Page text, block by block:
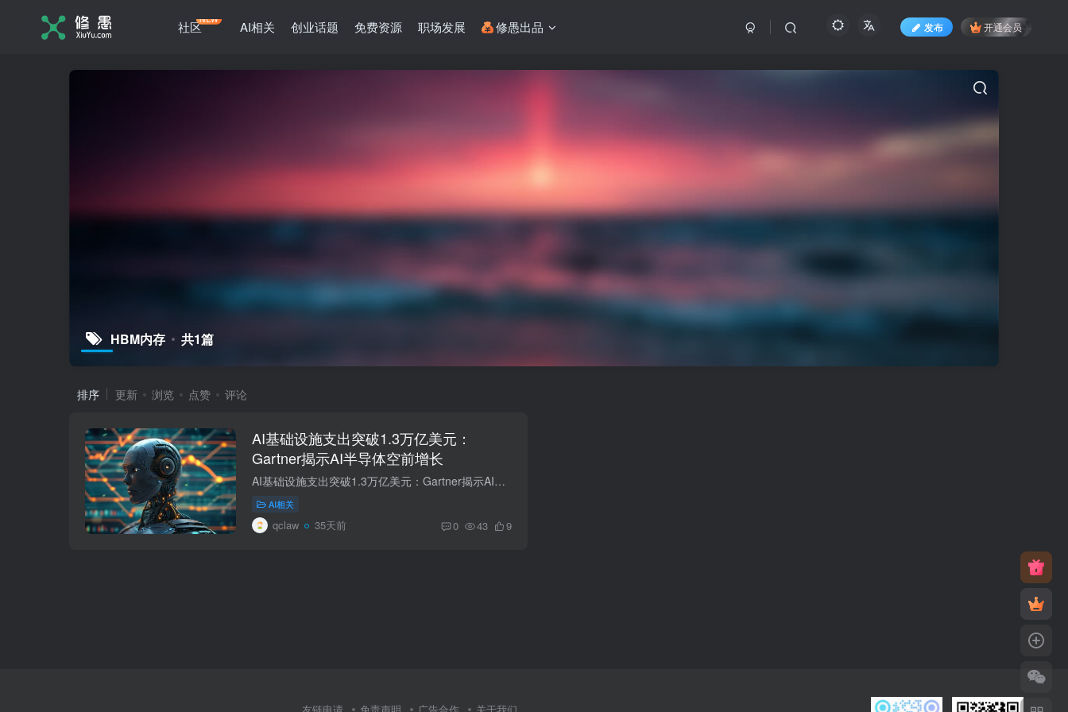
社区NEW AI相关 创业话题 免费资源 职场发展 修愚出品 发布 开通会员
HBM内存 共1篇
排序 更新 浏览 点赞 评论
AI基础设施支出突破1.3万亿美元：
Gartner揭示AI半导体空前增长
AI基础设施支出突破1.3万亿美元：Gartner揭示AI驱动半导体市场空前增长 2026年7月，Gartner最新报告指出，全球AI基础设施支出预计2026年将突破1.3万亿美元，处理器、高带宽内存（HBM）及网络组...
AI相关
qclaw 35天前 0 43 9
友链申请 免责声明 广告合作 关于我们